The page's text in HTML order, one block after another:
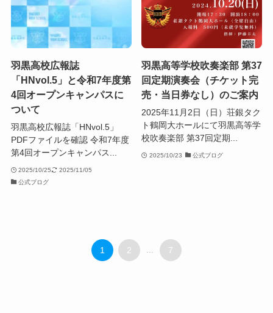
羽黒高校広報誌
「HNvol.5」と令和7年度第
4回オープンキャンパスに
ついて
羽黒高校広報誌「HNvol.5」
PDFファイルを確認 令和7年度
第4回オープンキャンパス...
2025/10/25
2025/11/05
公式ブログ
羽黒高等学校吹奏楽部 第37
回定期演奏会（チケット完
売・当日券なし）のご案内
2025年11月2日（日）荘銀タク
ト鶴岡大ホールにて羽黒高等学
校吹奏楽部 第37回定期...
2025/10/23 公式ブログ
1 2 ... 7